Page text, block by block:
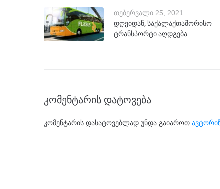
თებერვალი 25, 2021
დღეიდან, საქალაქთაშორისო
ტრანსპორტი აღდგება
კომენტარის დატოვება
კომენტარის დასატოვებლად უნდა გაიაროთ